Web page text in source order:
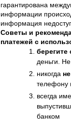
гарантирована
информации
информация
Советы и
платежей с
берегите
деньги.
никогда
телефону
всегда
банком